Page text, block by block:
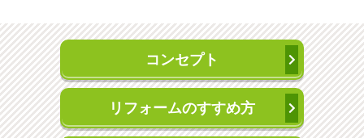
コンセプト
リフォームのすすめ方